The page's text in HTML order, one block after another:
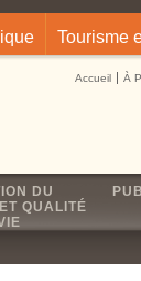
Tourisme
Accueil À
DU
QUALITÉ